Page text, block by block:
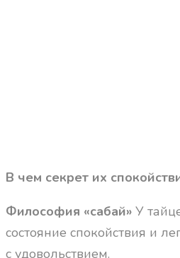
В чем секрет их
Философия «сабай» У
состояние спокойствия и
с удовольствием.